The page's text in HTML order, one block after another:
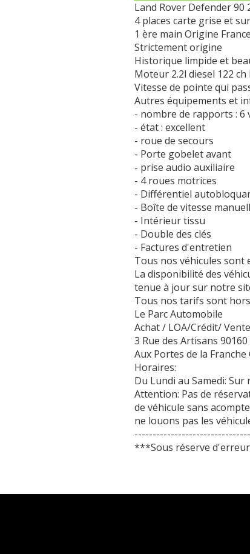
Land Rover Defender 90
4 places carte grise et
1 ère main Origine France
Strictement origine
Historique limpide et
Moteur 2.2l diesel 122 ch
Vitesse de pointe qui
Autres équipements et
- nombre de rapports : 6
- état : excellent
- roue de secours
- Porte gobelet avant
- prise audio auxiliaire
- 4 roues motrices
- Différentiel
- Boîte de vitesse
- Intérieur tissu
- Double des clés
- Factures d'entretien
Tous nos véhicules sont
La disponibilité des
tenue à jour sur notre
Tous nos tarifs sont
Le Parc Automobile
Achat / LOA/Crédit/
3 Rue des Artisans
Aux Portes de la Franche
Horaires:
Du Lundi au Samedi:
Attention: Pas de
de véhicule sans
ne louons pas les
***Sous réserve